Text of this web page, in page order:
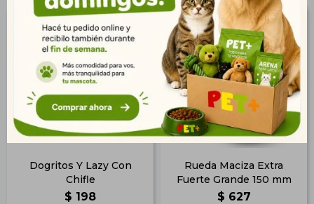
Dogritos Y Lazy Con
Chifle
$ 198
Rueda Maciza Extra
Fuerte Grande 150 mm
$ 627